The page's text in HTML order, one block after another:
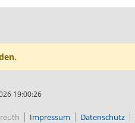
19:00:26
Impressum Datenschutz